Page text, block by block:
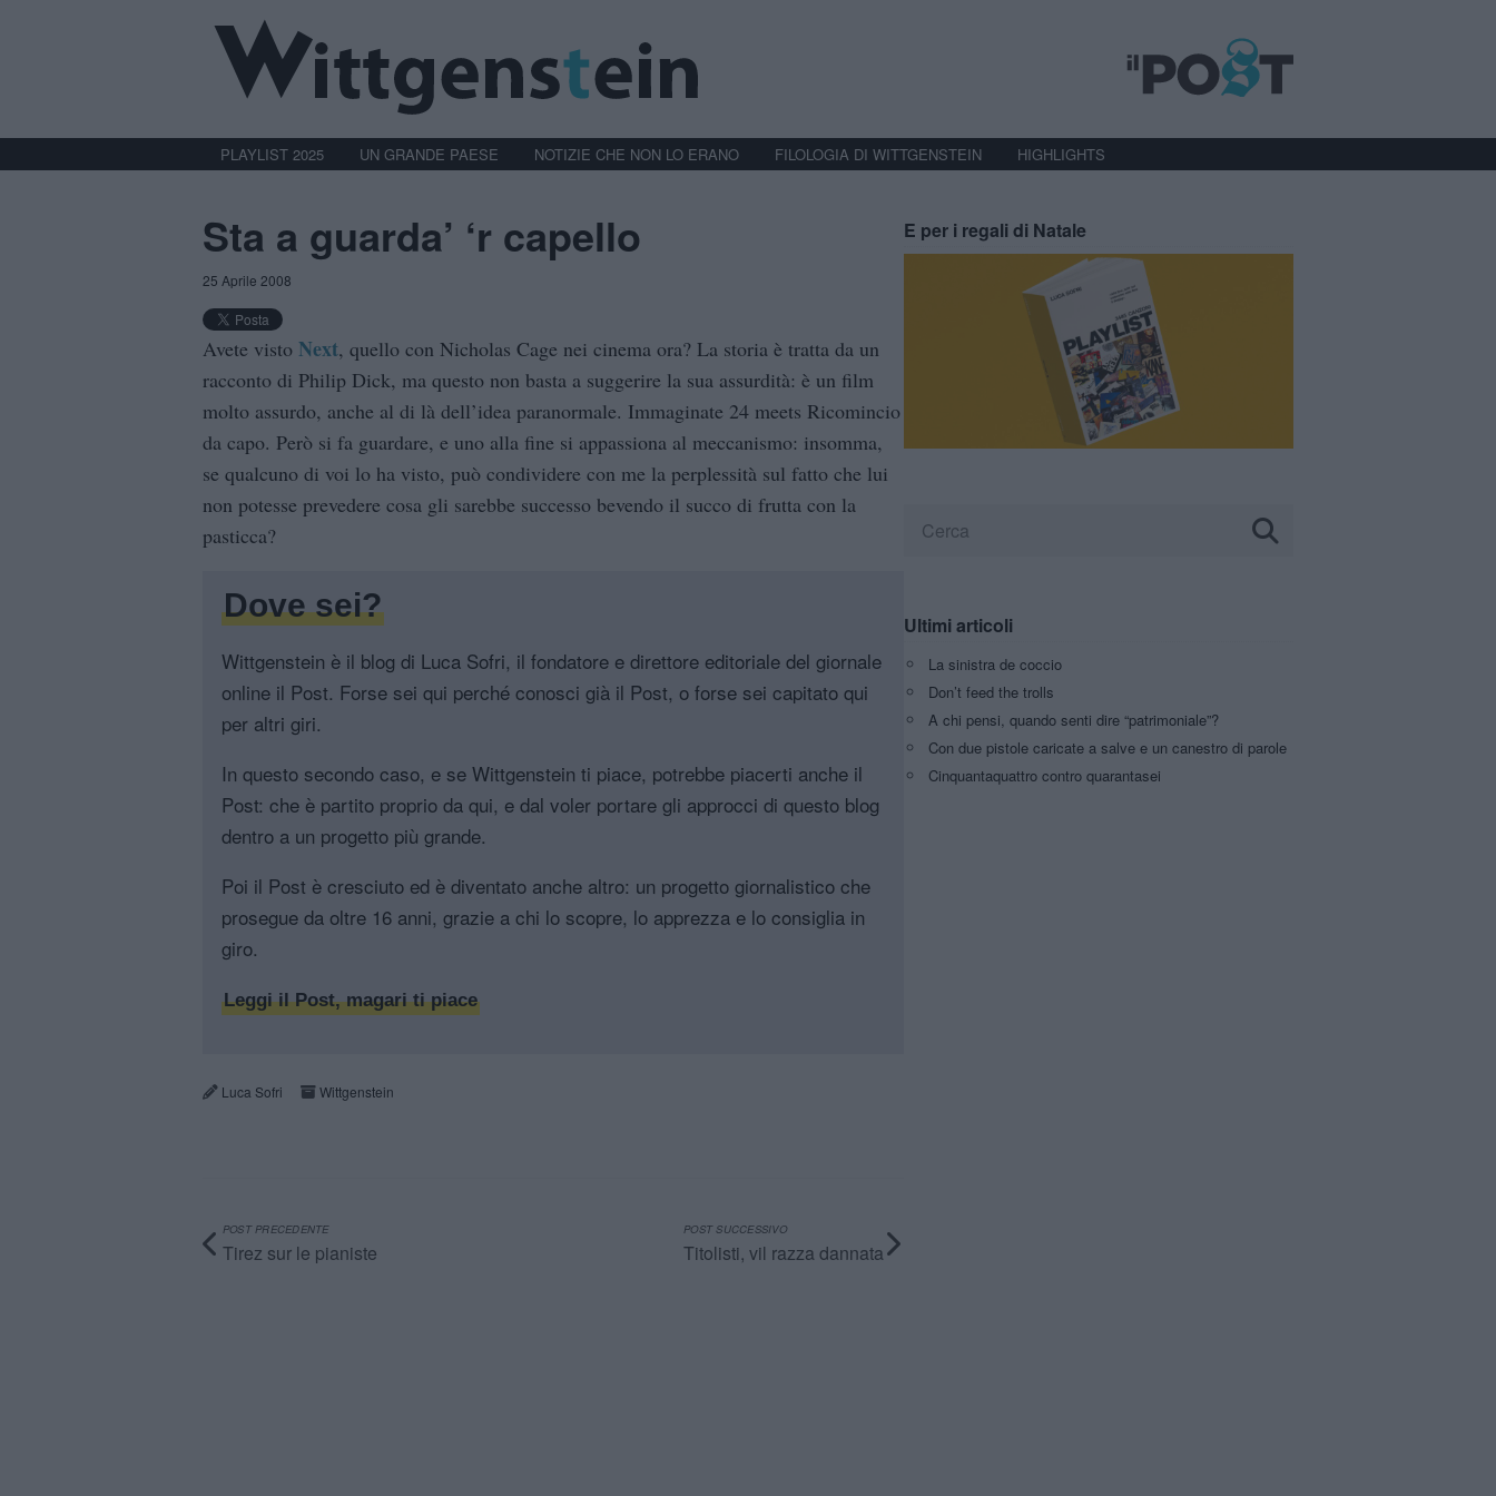
PLAYLIST 2025 UN GRANDE PAESE NOTIZIE CHE NON LO ERANO FILOLOGIA DI WITTGENSTEIN HIGHLIGHTS
Sta a guarda’ ‘r capello
25 Aprile 2008
Avete visto Next, quello con Nicholas Cage nei cinema ora? La storia è tratta da un
racconto di Philip Dick, ma questo non basta a suggerire la sua assurdità: è un film
molto assurdo, anche al di là dell’idea paranormale. Immaginate 24 meets Ricomincio
da capo. Però si fa guardare, e uno alla fine si appassiona al meccanismo: insomma,
se qualcuno di voi lo ha visto, può condividere con me la perplessità sul fatto che lui
non potesse prevedere cosa gli sarebbe successo bevendo il succo di frutta con la
pasticca?
Dove sei?
Wittgenstein è il blog di Luca Sofri, il fondatore e direttore editoriale del giornale
online il Post. Forse sei qui perché conosci già il Post, o forse sei capitato qui
per altri giri.
In questo secondo caso, e se Wittgenstein ti piace, potrebbe piacerti anche il
Post: che è partito proprio da qui, e dal voler portare gli approcci di questo blog
dentro a un progetto più grande.
Poi il Post è cresciuto ed è diventato anche altro: un progetto giornalistico che
prosegue da oltre 16 anni, grazie a chi lo scopre, lo apprezza e lo consiglia in
giro.
Leggi il Post, magari ti piace
Luca Sofri Wittgenstein
POST PRECEDENTE
Tirez sur le pianiste
POST SUCCESSIVO
Titolisti, vil razza dannata
E per i regali di Natale
Ultimi articoli
La sinistra de coccio
Don’t feed the trolls
A chi pensi, quando senti dire “patrimoniale”?
Con due pistole caricate a salve e un canestro di parole
Cinquantaquattro contro quarantasei